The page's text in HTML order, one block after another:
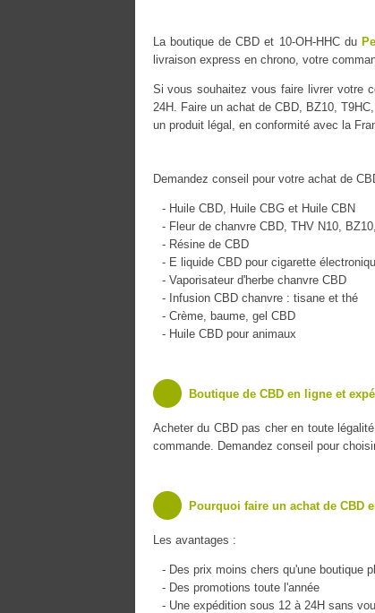
La boutique de CBD et 10-OH-HHC du
livraison express en chrono, votre
Si vous souhaitez vous faire livrer votre
24H. Faire un achat de CBD, BZ10,
un produit légal, en conformité avec la
Demandez conseil pour votre achat de
- Huile CBD, Huile CBG et Huile CBN
- Fleur de chanvre CBD, THV N10,
- Résine de CBD
- E liquide CBD pour cigarette
- Vaporisateur d'herbe chanvre CBD
- Infusion CBD chanvre : tisane et thé
- Crème, baume, gel CBD
- Huile CBD pour animaux
Boutique de CBD en ligne et
Acheter du CBD pas cher en toute
commande. Demandez conseil pour
Pourquoi faire un achat de CBD
Les avantages :
- Des prix moins chers qu'une boutique
- Des promotions toute l'année
- Une expédition sous 12 à 24H sans